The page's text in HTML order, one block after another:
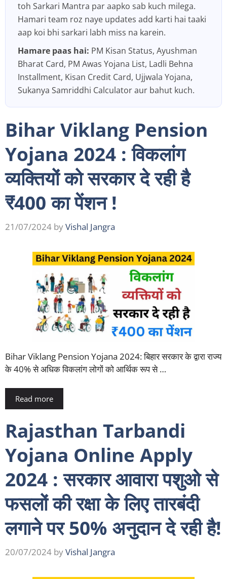
toh Sarkari Mantra par aapko sab kuch milega.
Hamari team roz naye updates add karti hai taaki
aap koi bhi sarkari labh miss na karein.
Hamare paas hai: PM Kisan Status, Ayushman
Bharat Card, PM Awas Yojana List, Ladli Behna
Installment, Kisan Credit Card, Ujjwala Yojana,
Sukanya Samriddhi Calculator aur bahut kuch.
Bihar Viklang Pension
Yojana 2024 : विकलांग
व्यक्तियों को सरकार दे रही है
₹400 का पेंशन !
21/07/2024 byVishal Jangra
Bihar Viklang Pension Yojana 2024: बिहार सरकार के द्वारा राज्य
के 40% से अधिक विकलांग लोगों को आर्थिक रूप से …
Read more
Rajasthan Tarbandi
Yojana Online Apply
2024 : सरकार आवारा पशुओ से
फसलों की रक्षा के लिए तारबंदी
लगाने पर 50% अनुदान दे रही है!
20/07/2024 byVishal Jangra